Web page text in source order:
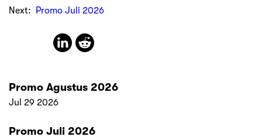
Next:
Promo Juli 2026
Promo Agustus 2026
Jul 29 2026
Promo Juli 2026